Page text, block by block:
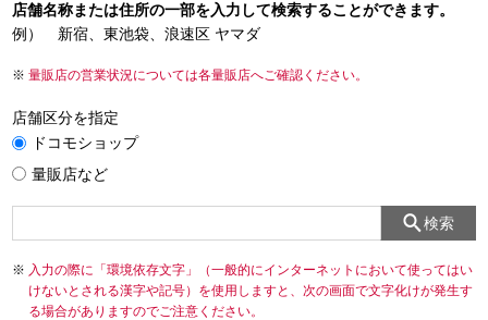
店舗名称または住所の一部を入力して検索することができます。
例） 新宿、東池袋、浪速区 ヤマダ
量販店の営業状況については各量販店へご確認ください。
店舗区分を指定
ドコモショップ
量販店など
検索
入力の際に「環境依存文字」（一般的にインターネットにおいて使ってはい
けないとされる漢字や記号）を使用しますと、次の画面で文字化けが発生す
る場合がありますのでご注意ください。